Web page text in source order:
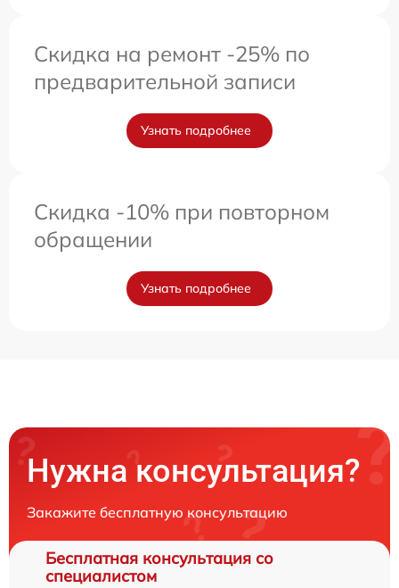
Скидка на ремонт -25% по
предварительной записи
Узнать подробнее
Скидка -10% при повторном
обращении
Узнать подробнее
Нужна консультация?
Закажите бесплатную консультацию
Бесплатная консультация со
специалистом